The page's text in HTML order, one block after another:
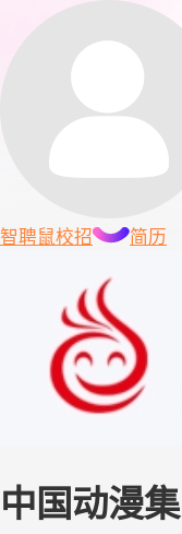
智聘鼠校招 简历
中国动漫